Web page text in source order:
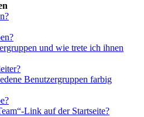
und wie trete ich ihnen
Benutzergruppen farbig
Link auf der Startseite?